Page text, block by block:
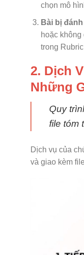
chọn mô
Bài bị
hoặc
trong
2. Dịch
Những
Quy
file tóm
Dịch vụ của
và giao kèm